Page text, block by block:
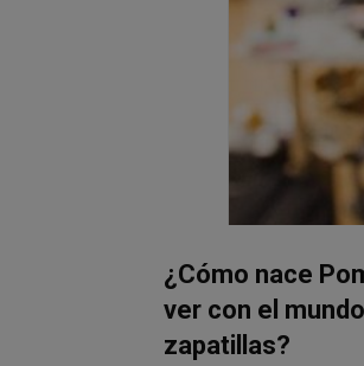
¿Cómo nace
ver con el
zapatillas?